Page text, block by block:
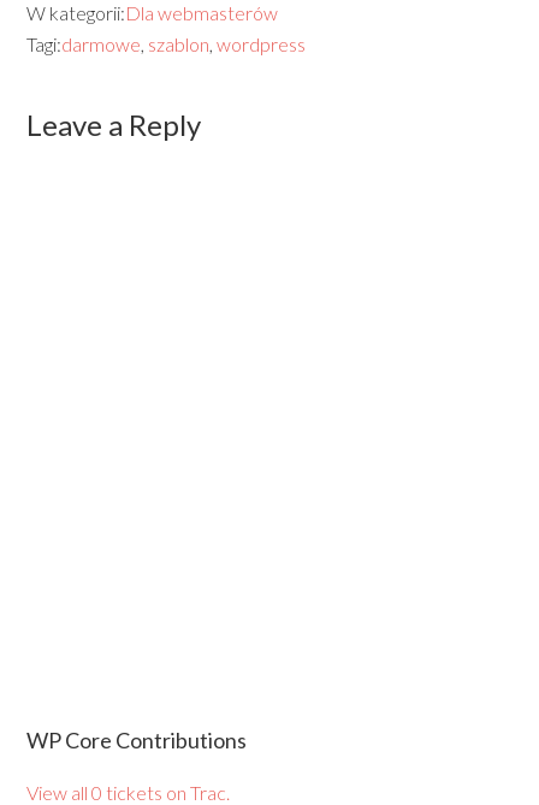
różny dla każdej z podstron.
W tytule powinny się…
W kategorii:Dla webmasterów
Tagi:darmowe, szablon,wordpress
Leave a Reply
WP Core Contributions
View all 0 tickets on Trac.